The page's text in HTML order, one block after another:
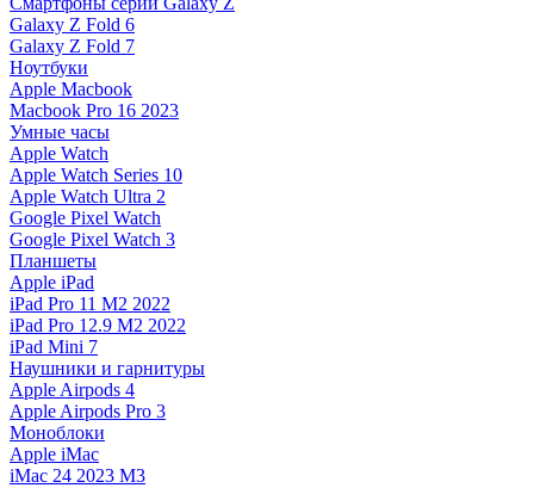
Galaxy Z Fold 6
Galaxy Z Fold 7
Ноутбуки
Apple Macbook
Macbook Pro 16 2023
Умные часы
Apple Watch
Apple Watch Series 10
Apple Watch Ultra 2
Google Pixel Watch
Google Pixel Watch 3
Планшеты
Apple iPad
iPad Pro 11 M2 2022
iPad Pro 12.9 M2 2022
iPad Mini 7
Наушники и гарнитуры
Apple Airpods 4
Apple Airpods Pro 3
Моноблоки
Apple iMac
iMac 24 2023 M3